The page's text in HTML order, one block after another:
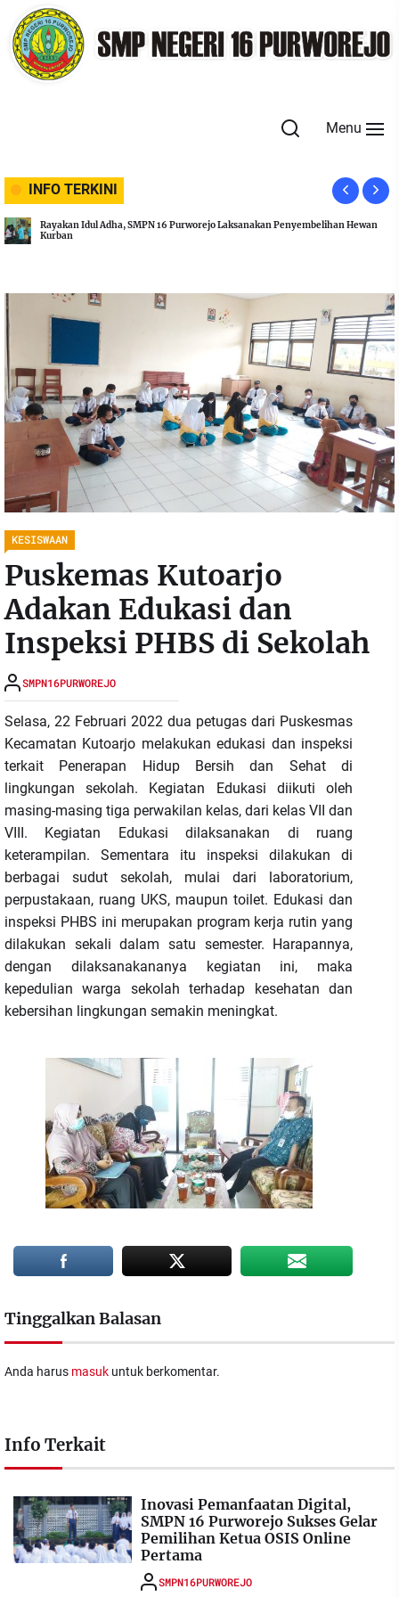
the
content
Menu
INFO TERKINI
Rayakan Idul Adha, SMPN 16 Purworejo Laksanakan Penyembelihan Hewan
Kurban
KESISWAAN
Puskemas Kutoarjo
Adakan Edukasi dan
Inspeksi PHBS di Sekolah
SMPN16PURWOREJO
Selasa, 22 Februari 2022 dua petugas dari Puskesmas
Kecamatan Kutoarjo melakukan edukasi dan inspeksi
terkait Penerapan Hidup Bersih dan Sehat di
lingkungan sekolah. Kegiatan Edukasi diikuti oleh
masing-masing tiga perwakilan kelas, dari kelas VII dan
VIII. Kegiatan Edukasi dilaksanakan di ruang
keterampilan. Sementara itu inspeksi dilakukan di
berbagai sudut sekolah, mulai dari laboratorium,
perpustakaan, ruang UKS, maupun toilet. Edukasi dan
inspeksi PHBS ini merupakan program kerja rutin yang
dilakukan sekali dalam satu semester. Harapannya,
dengan dilaksanakananya kegiatan ini, maka
kepedulian warga sekolah terhadap kesehatan dan
kebersihan lingkungan semakin meningkat.
Tinggalkan Balasan
Anda harus masuk untuk berkomentar.
Info Terkait
Inovasi Pemanfaatan Digital,
SMPN 16 Purworejo Sukses Gelar
Pemilihan Ketua OSIS Online
Pertama
SMPN16PURWOREJO